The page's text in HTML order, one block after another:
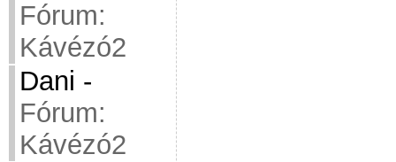
Fórum:
Kávézó2
Dani -
Fórum:
Kávézó2